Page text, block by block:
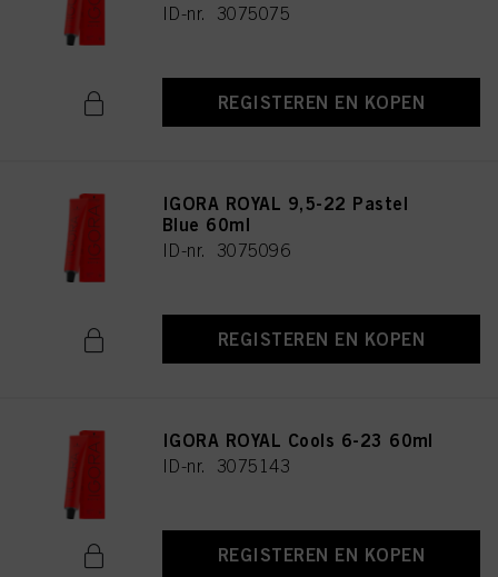
ID-nr. 3075075
REGISTEREN EN KOPEN
IGORA ROYAL 9,5-22 Pastel
Blue 60ml
ID-nr. 3075096
REGISTEREN EN KOPEN
IGORA ROYAL Cools 6-23 60ml
ID-nr. 3075143
REGISTEREN EN KOPEN